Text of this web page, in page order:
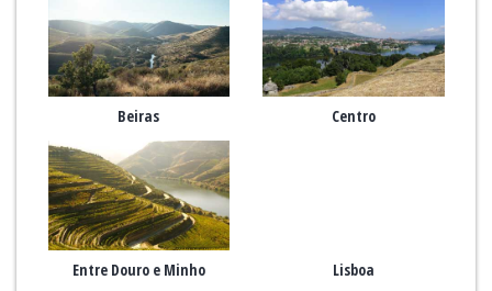
Beiras Centro
Entre Douro e Minho Lisboa